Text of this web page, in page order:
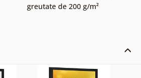
greutate de 200 g/m²